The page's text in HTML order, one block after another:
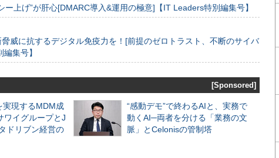
ー上げ”が肝心[DMARC導入&運用の極意]【IT Leaders特別編集号】
威に抗するデジタル免疫力を！[前提のゼロトラスト、不断のサイバ
集号】
[Sponsored]
実現するMDM成
ワイグループとJ
ドリブン経営の
“感動デモ”で終わるAIと、実務で
動くAI─両者を分ける「業務の文
脈」とCelonisの管制塔